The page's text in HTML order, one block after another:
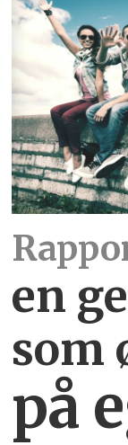
en
som
på